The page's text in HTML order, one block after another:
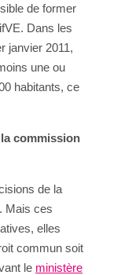
de former
Dans les
janvier 2011,
une ou
habitants, ce
commission
de la
Mais ces
elles
commun soit
le ministère